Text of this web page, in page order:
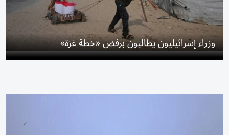
وزراء إسرائيليون يطالبون برفض «خطة غزة»